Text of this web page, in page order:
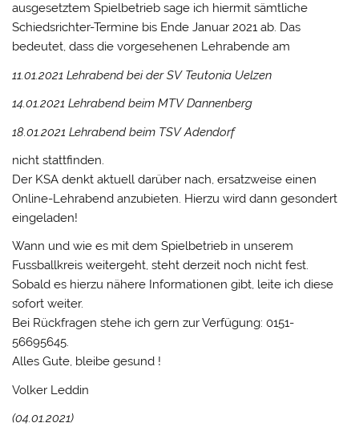
ausgesetztem Spielbetrieb sage ich hiermit sämtliche
Schiedsrichter-Termine bis Ende Januar 2021 ab. Das
bedeutet, dass die vorgesehenen Lehrabende am
11.01.2021 Lehrabend bei der SV Teutonia Uelzen
14.01.2021 Lehrabend beim MTV Dannenberg
18.01.2021 Lehrabend beim TSV Adendorf
nicht stattfinden.
Der KSA denkt aktuell darüber nach, ersatzweise einen
Online-Lehrabend anzubieten. Hierzu wird dann gesondert
eingeladen!
Wann und wie es mit dem Spielbetrieb in unserem
Fussballkreis weitergeht, steht derzeit noch nicht fest.
Sobald es hierzu nähere Informationen gibt, leite ich diese
sofort weiter.
Bei Rückfragen stehe ich gern zur Verfügung: 0151-
56695645.
Alles Gute, bleibe gesund !
Volker Leddin
(04.01.2021)